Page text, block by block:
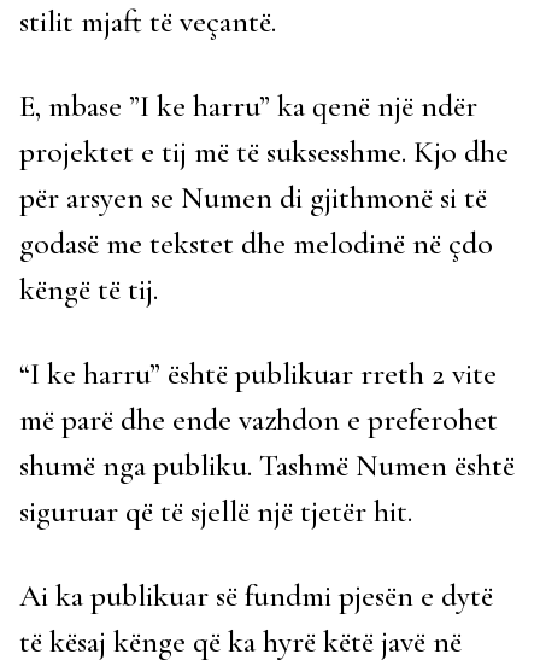
stilit mjaft të veçantë.
E, mbase ”I ke harru” ka qenë një ndër
projektet e tij më të suksesshme. Kjo dhe
për arsyen se Numen di gjithmonë si të
godasë me tekstet dhe melodinë në çdo
këngë të tij.
“I ke harru” është publikuar rreth 2 vite
më parë dhe ende vazhdon e preferohet
shumë nga publiku. Tashmë Numen është
siguruar që të sjellë një tjetër hit.
Ai ka publikuar së fundmi pjesën e dytë
të kësaj kënge që ka hyrë këtë javë në